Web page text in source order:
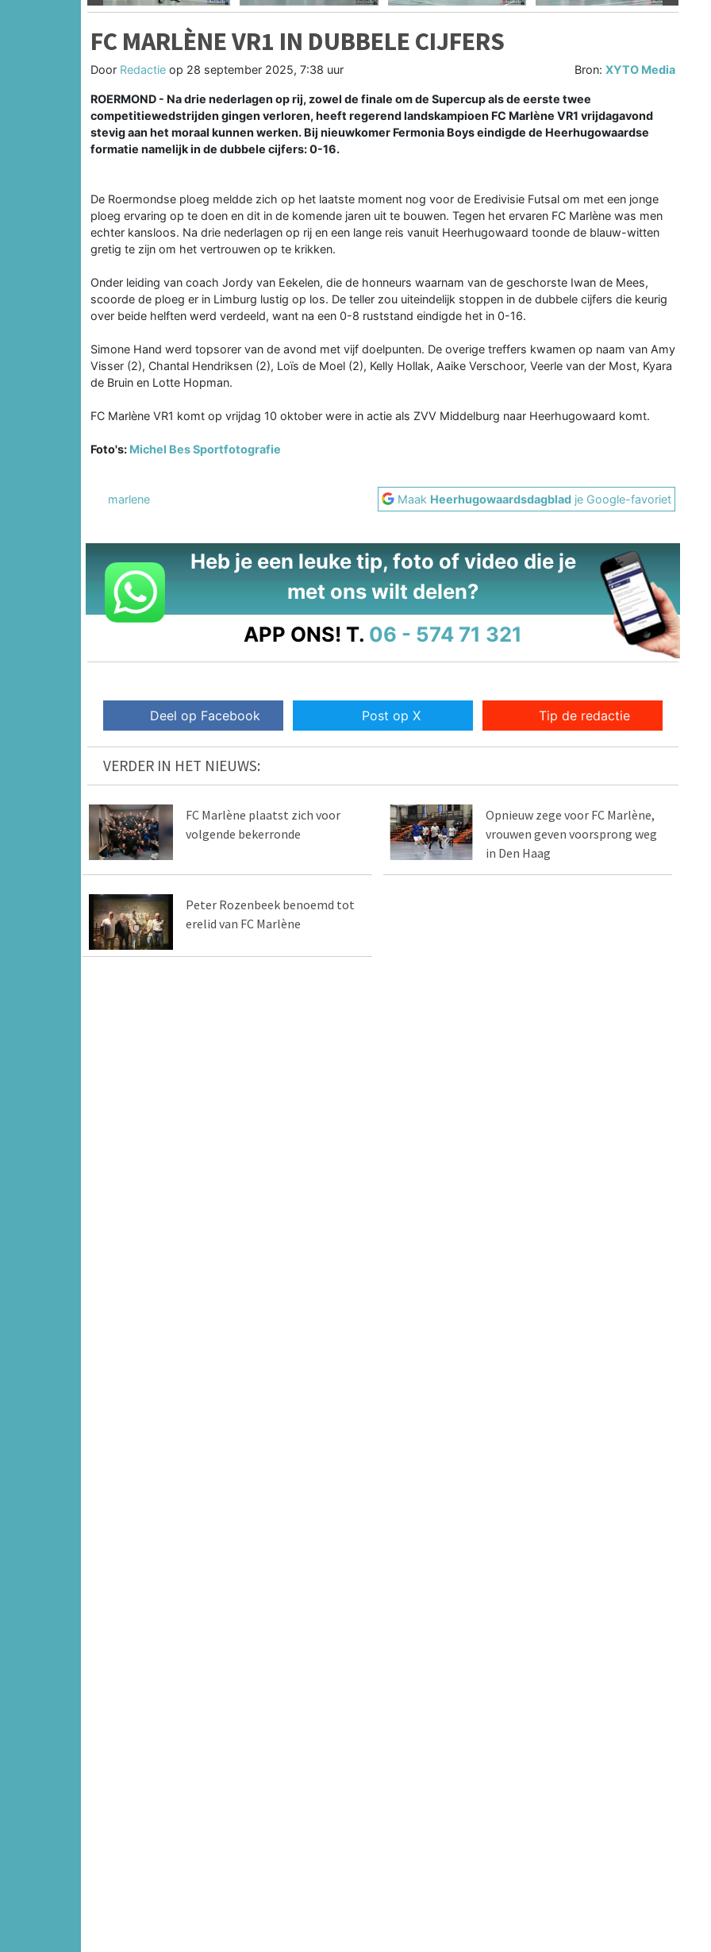
FC MARLÈNE VR1 IN DUBBELE CIJFERS
Door Redactie op 28 september 2025, 7:38 uur Bron:XYTO Media
ROERMOND - Na drie nederlagen op rij, zowel de finale om de Supercup als de eerste twee
competitiewedstrijden gingen verloren, heeft regerend landskampioen FC Marlène VR1 vrijdagavond
stevig aan het moraal kunnen werken. Bij nieuwkomer Fermonia Boys eindigde de Heerhugowaardse
formatie namelijk in de dubbele cijfers: 0-16.
De Roermondse ploeg meldde zich op het laatste moment nog voor de Eredivisie Futsal om met een jonge
ploeg ervaring op te doen en dit in de komende jaren uit te bouwen. Tegen het ervaren FC Marlène was men
echter kansloos. Na drie nederlagen op rij en een lange reis vanuit Heerhugowaard toonde de blauw-witten
gretig te zijn om het vertrouwen op te krikken.
Onder leiding van coach Jordy van Eekelen, die de honneurs waarnam van de geschorste Iwan de Mees,
scoorde de ploeg er in Limburg lustig op los. De teller zou uiteindelijk stoppen in de dubbele cijfers die keurig
over beide helften werd verdeeld, want na een 0-8 ruststand eindigde het in 0-16.
Simone Hand werd topsorer van de avond met vijf doelpunten. De overige treffers kwamen op naam van Amy
Visser (2), Chantal Hendriksen (2), Loïs de Moel (2), Kelly Hollak, Aaike Verschoor, Veerle van der Most, Kyara
de Bruin en Lotte Hopman.
FC Marlène VR1 komt op vrijdag 10 oktober were in actie als ZVV Middelburg naar Heerhugowaard komt.
Foto's: Michel Bes Sportfotografie
marlene Maak Heerhugowaardsdagblad je Google-favoriet
Heb je een leuke tip, foto of video die je
met ons wilt delen?
APP ONS! T. 06 - 574 71 321
Deel op Facebook Post op X Tip de redactie
VERDER IN HET NIEUWS:
FC Marlène plaatst zich voor
volgende bekerronde
Opnieuw zege voor FC Marlène,
vrouwen geven voorsprong weg
in Den Haag
Peter Rozenbeek benoemd tot
erelid van FC Marlène